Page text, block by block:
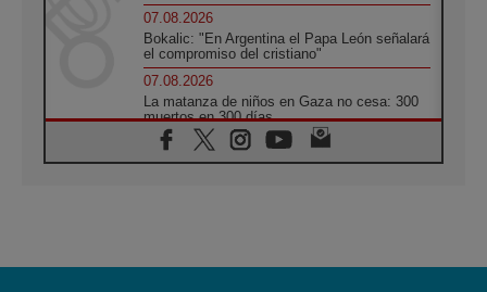
07.08.2026
Bokalic: "En Argentina el Papa León señalará
el compromiso del cristiano"
07.08.2026
La matanza de niños en Gaza no cesa: 300
muertos en 300 días
07.08.2026
Tagle: La guerra desfigura el mundo, solo la